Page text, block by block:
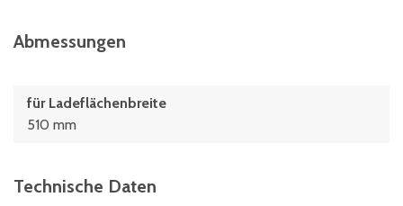
Abmessungen
für Ladeflächenbreite
510 mm
Technische Daten